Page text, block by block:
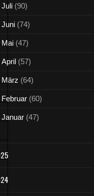
Juli (90)
Juni (74)
Mai (47)
April (57)
März (64)
Februar (60)
Januar (47)